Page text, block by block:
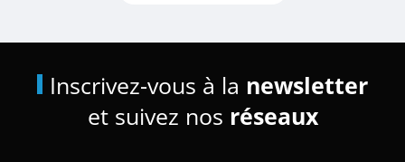
Inscrivez-vous à la newsletter
et suivez nos réseaux